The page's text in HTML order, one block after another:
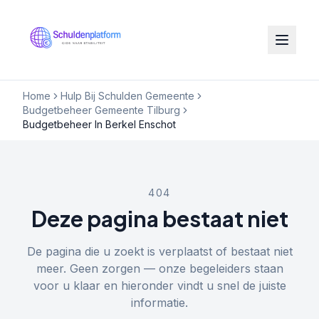
Home
Hulp Bij Schulden Gemeente
Budgetbeheer Gemeente Tilburg
Budgetbeheer In Berkel Enschot
404
Deze pagina bestaat niet
De pagina die u zoekt is verplaatst of bestaat niet
meer. Geen zorgen — onze begeleiders staan
voor u klaar en hieronder vindt u snel de juiste
informatie.